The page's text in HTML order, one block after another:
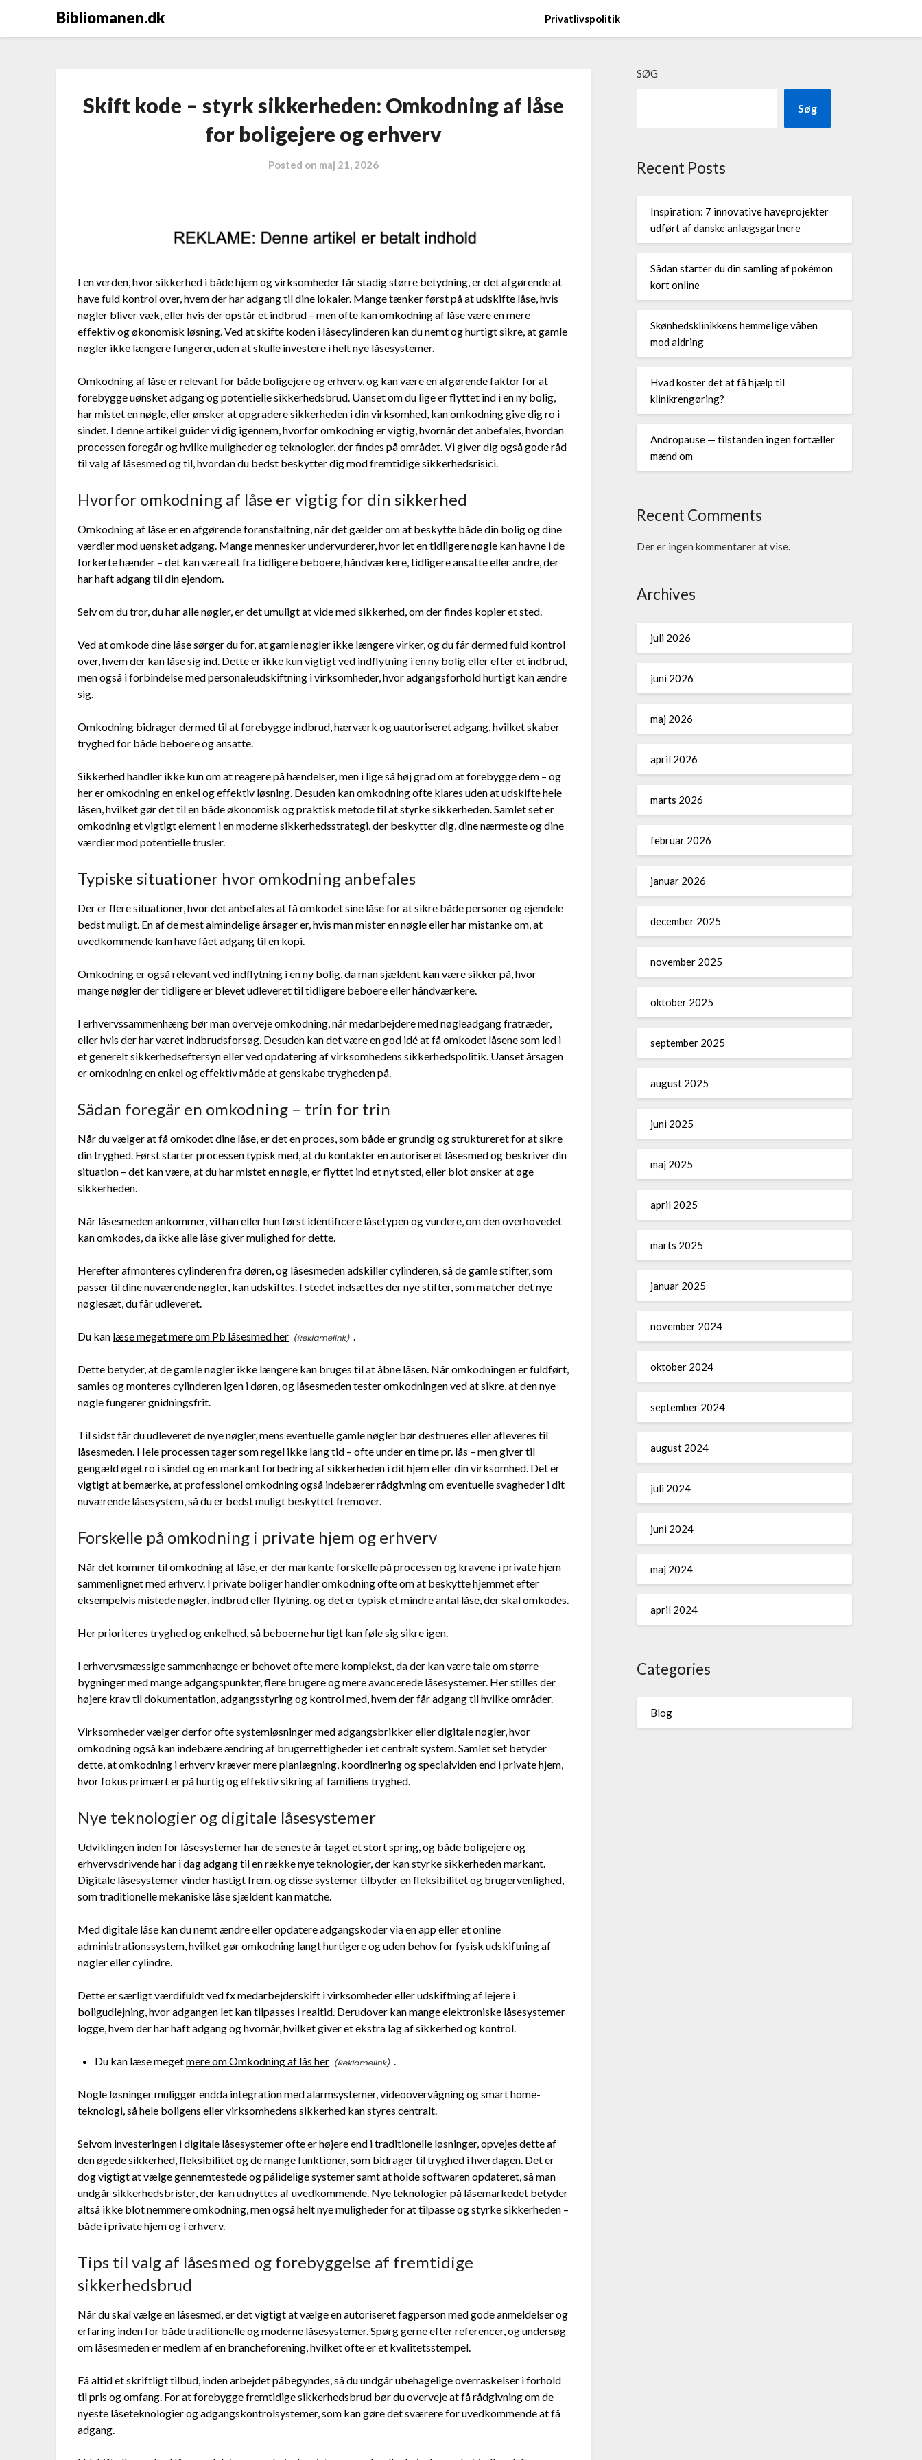
Bibliomanen.dk Privatlivspolitik
Skift kode – styrk sikkerheden: Omkodning af låse
for boligejere og erhverv
Posted on maj 21, 2026
I en verden, hvor sikkerhed i både hjem og virksomheder får stadig større betydning, er det afgørende at
have fuld kontrol over, hvem der har adgang til dine lokaler. Mange tænker først på at udskifte låse, hvis
nøgler bliver væk, eller hvis der opstår et indbrud – men ofte kan omkodning af låse være en mere
effektiv og økonomisk løsning. Ved at skifte koden i låsecylinderen kan du nemt og hurtigt sikre, at gamle
nøgler ikke længere fungerer, uden at skulle investere i helt nye låsesystemer.
Omkodning af låse er relevant for både boligejere og erhverv, og kan være en afgørende faktor for at
forebygge uønsket adgang og potentielle sikkerhedsbrud. Uanset om du lige er flyttet ind i en ny bolig,
har mistet en nøgle, eller ønsker at opgradere sikkerheden i din virksomhed, kan omkodning give dig ro i
sindet. I denne artikel guider vi dig igennem, hvorfor omkodning er vigtig, hvornår det anbefales, hvordan
processen foregår og hvilke muligheder og teknologier, der findes på området. Vi giver dig også gode råd
til valg af låsesmed og til, hvordan du bedst beskytter dig mod fremtidige sikkerhedsrisici.
Hvorfor omkodning af låse er vigtig for din sikkerhed
Omkodning af låse er en afgørende foranstaltning, når det gælder om at beskytte både din bolig og dine
værdier mod uønsket adgang. Mange mennesker undervurderer, hvor let en tidligere nøgle kan havne i de
forkerte hænder – det kan være alt fra tidligere beboere, håndværkere, tidligere ansatte eller andre, der
har haft adgang til din ejendom.
Selv om du tror, du har alle nøgler, er det umuligt at vide med sikkerhed, om der findes kopier et sted.
Ved at omkode dine låse sørger du for, at gamle nøgler ikke længere virker, og du får dermed fuld kontrol
over, hvem der kan låse sig ind. Dette er ikke kun vigtigt ved indflytning i en ny bolig eller efter et indbrud,
men også i forbindelse med personaleudskiftning i virksomheder, hvor adgangsforhold hurtigt kan ændre
sig.
Omkodning bidrager dermed til at forebygge indbrud, hærværk og uautoriseret adgang, hvilket skaber
tryghed for både beboere og ansatte.
Sikkerhed handler ikke kun om at reagere på hændelser, men i lige så høj grad om at forebygge dem – og
her er omkodning en enkel og effektiv løsning. Desuden kan omkodning ofte klares uden at udskifte hele
låsen, hvilket gør det til en både økonomisk og praktisk metode til at styrke sikkerheden. Samlet set er
omkodning et vigtigt element i en moderne sikkerhedsstrategi, der beskytter dig, dine nærmeste og dine
værdier mod potentielle trusler.
Typiske situationer hvor omkodning anbefales
Der er flere situationer, hvor det anbefales at få omkodet sine låse for at sikre både personer og ejendele
bedst muligt. En af de mest almindelige årsager er, hvis man mister en nøgle eller har mistanke om, at
uvedkommende kan have fået adgang til en kopi.
Omkodning er også relevant ved indflytning i en ny bolig, da man sjældent kan være sikker på, hvor
mange nøgler der tidligere er blevet udleveret til tidligere beboere eller håndværkere.
I erhvervssammenhæng bør man overveje omkodning, når medarbejdere med nøgleadgang fratræder,
eller hvis der har været indbrudsforsøg. Desuden kan det være en god idé at få omkodet låsene som led i
et generelt sikkerhedseftersyn eller ved opdatering af virksomhedens sikkerhedspolitik. Uanset årsagen
er omkodning en enkel og effektiv måde at genskabe trygheden på.
Sådan foregår en omkodning – trin for trin
Når du vælger at få omkodet dine låse, er det en proces, som både er grundig og struktureret for at sikre
din tryghed. Først starter processen typisk med, at du kontakter en autoriseret låsesmed og beskriver din
situation – det kan være, at du har mistet en nøgle, er flyttet ind et nyt sted, eller blot ønsker at øge
sikkerheden.
Når låsesmeden ankommer, vil han eller hun først identificere låsetypen og vurdere, om den overhovedet
kan omkodes, da ikke alle låse giver mulighed for dette.
Herefter afmonteres cylinderen fra døren, og låsesmeden adskiller cylinderen, så de gamle stifter, som
passer til dine nuværende nøgler, kan udskiftes. I stedet indsættes der nye stifter, som matcher det nye
nøglesæt, du får udleveret.
Du kan læse meget mere om Pb låsesmed her .
Dette betyder, at de gamle nøgler ikke længere kan bruges til at åbne låsen. Når omkodningen er fuldført,
samles og monteres cylinderen igen i døren, og låsesmeden tester omkodningen ved at sikre, at den nye
nøgle fungerer gnidningsfrit.
Til sidst får du udleveret de nye nøgler, mens eventuelle gamle nøgler bør destrueres eller afleveres til
låsesmeden. Hele processen tager som regel ikke lang tid – ofte under en time pr. lås – men giver til
gengæld øget ro i sindet og en markant forbedring af sikkerheden i dit hjem eller din virksomhed. Det er
vigtigt at bemærke, at professionel omkodning også indebærer rådgivning om eventuelle svagheder i dit
nuværende låsesystem, så du er bedst muligt beskyttet fremover.
Forskelle på omkodning i private hjem og erhverv
Når det kommer til omkodning af låse, er der markante forskelle på processen og kravene i private hjem
sammenlignet med erhverv. I private boliger handler omkodning ofte om at beskytte hjemmet efter
eksempelvis mistede nøgler, indbrud eller flytning, og det er typisk et mindre antal låse, der skal omkodes.
Her prioriteres tryghed og enkelhed, så beboerne hurtigt kan føle sig sikre igen.
I erhvervsmæssige sammenhænge er behovet ofte mere komplekst, da der kan være tale om større
bygninger med mange adgangspunkter, flere brugere og mere avancerede låsesystemer. Her stilles der
højere krav til dokumentation, adgangsstyring og kontrol med, hvem der får adgang til hvilke områder.
Virksomheder vælger derfor ofte systemløsninger med adgangsbrikker eller digitale nøgler, hvor
omkodning også kan indebære ændring af brugerrettigheder i et centralt system. Samlet set betyder
dette, at omkodning i erhverv kræver mere planlægning, koordinering og specialviden end i private hjem,
hvor fokus primært er på hurtig og effektiv sikring af familiens tryghed.
Nye teknologier og digitale låsesystemer
Udviklingen inden for låsesystemer har de seneste år taget et stort spring, og både boligejere og
erhvervsdrivende har i dag adgang til en række nye teknologier, der kan styrke sikkerheden markant.
Digitale låsesystemer vinder hastigt frem, og disse systemer tilbyder en fleksibilitet og brugervenlighed,
som traditionelle mekaniske låse sjældent kan matche.
Med digitale låse kan du nemt ændre eller opdatere adgangskoder via en app eller et online
administrationssystem, hvilket gør omkodning langt hurtigere og uden behov for fysisk udskiftning af
nøgler eller cylindre.
Dette er særligt værdifuldt ved fx medarbejderskift i virksomheder eller udskiftning af lejere i
boligudlejning, hvor adgangen let kan tilpasses i realtid. Derudover kan mange elektroniske låsesystemer
logge, hvem der har haft adgang og hvornår, hvilket giver et ekstra lag af sikkerhed og kontrol.
Du kan læse megetmere om Omkodning af lås her .
Nogle løsninger muliggør endda integration med alarmsystemer, videoovervågning og smart home-
teknologi, så hele boligens eller virksomhedens sikkerhed kan styres centralt.
Selvom investeringen i digitale låsesystemer ofte er højere end i traditionelle løsninger, opvejes dette af
den øgede sikkerhed, fleksibilitet og de mange funktioner, som bidrager til tryghed i hverdagen. Det er
dog vigtigt at vælge gennemtestede og pålidelige systemer samt at holde softwaren opdateret, så man
undgår sikkerhedsbrister, der kan udnyttes af uvedkommende. Nye teknologier på låsemarkedet betyder
altså ikke blot nemmere omkodning, men også helt nye muligheder for at tilpasse og styrke sikkerheden –
både i private hjem og i erhverv.
Tips til valg af låsesmed og forebyggelse af fremtidige
sikkerhedsbrud
Når du skal vælge en låsesmed, er det vigtigt at vælge en autoriseret fagperson med gode anmeldelser og
erfaring inden for både traditionelle og moderne låsesystemer. Spørg gerne efter referencer, og undersøg
om låsesmeden er medlem af en brancheforening, hvilket ofte er et kvalitetsstempel.
Få altid et skriftligt tilbud, inden arbejdet påbegyndes, så du undgår ubehagelige overraskelser i forhold
til pris og omfang. For at forebygge fremtidige sikkerhedsbrud bør du overveje at få rådgivning om de
nyeste låseteknologier og adgangskontrolsystemer, som kan gøre det sværere for uvedkommende at få
adgang.
SØG
Søg
Recent Posts
Inspiration: 7 innovative haveprojekter
udført af danske anlægsgartnere
Sådan starter du din samling af pokémon
kort online
Skønhedsklinikkens hemmelige våben
mod aldring
Hvad koster det at få hjælp til
klinikrengøring?
Andropause — tilstanden ingen fortæller
mænd om
Recent Comments
Der er ingen kommentarer at vise.
Archives
juli 2026
juni 2026
maj 2026
april 2026
marts 2026
februar 2026
januar 2026
december 2025
november 2025
oktober 2025
september 2025
august 2025
juni 2025
maj 2025
april 2025
marts 2025
januar 2025
november 2024
oktober 2024
september 2024
august 2024
juli 2024
juni 2024
maj 2024
april 2024
Categories
Blog